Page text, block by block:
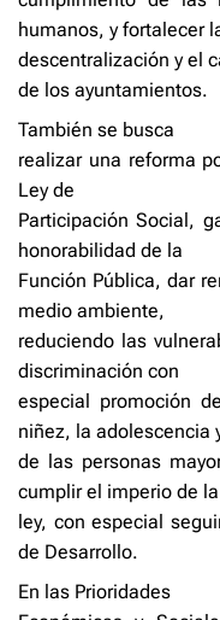
humanos, y fortalecer
descentralización y el
de los ayuntamientos.
También se busca
realizar una reforma
Ley de
Participación Social,
honorabilidad de la
Función Pública, dar
medio ambiente,
reduciendo las
discriminación con
especial promoción
niñez, la adolescencia
de las personas
cumplir el imperio de la
ley, con especial
de Desarrollo.
En las Prioridades